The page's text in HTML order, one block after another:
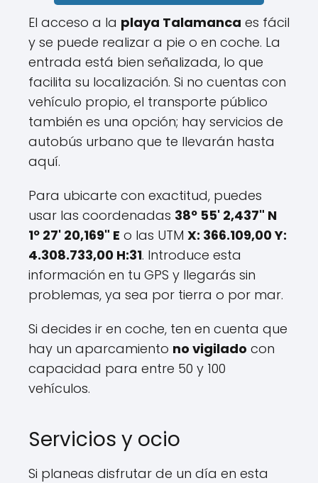
El acceso a la playa Talamanca es fácil
y se puede realizar a pie o en coche. La
entrada está bien señalizada, lo que
facilita su localización. Si no cuentas con
vehículo propio, el transporte público
también es una opción; hay servicios de
autobús urbano que te llevarán hasta
aquí.
Para ubicarte con exactitud, puedes
usar las coordenadas 38º 55' 2,437" N
1º 27' 20,169" E o las UTM X: 366.109,00 Y:
4.308.733,00 H:31. Introduce esta
información en tu GPS y llegarás sin
problemas, ya sea por tierra o por mar.
Si decides ir en coche, ten en cuenta que
hay un aparcamiento no vigilado con
capacidad para entre 50 y 100
vehículos.
Servicios y ocio
Si planeas disfrutar de un día en esta